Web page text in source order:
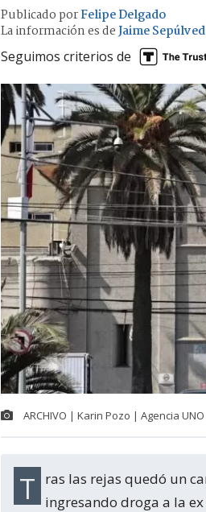
Publicado porFelipe Delgado
La información es deJaime
Seguimos criterios de
ARCHIVO | Karin Pozo | Agencia UNO
Tras las rejas quedó un carabinero que el pasado martes fue sorprendido
ingresando droga a la